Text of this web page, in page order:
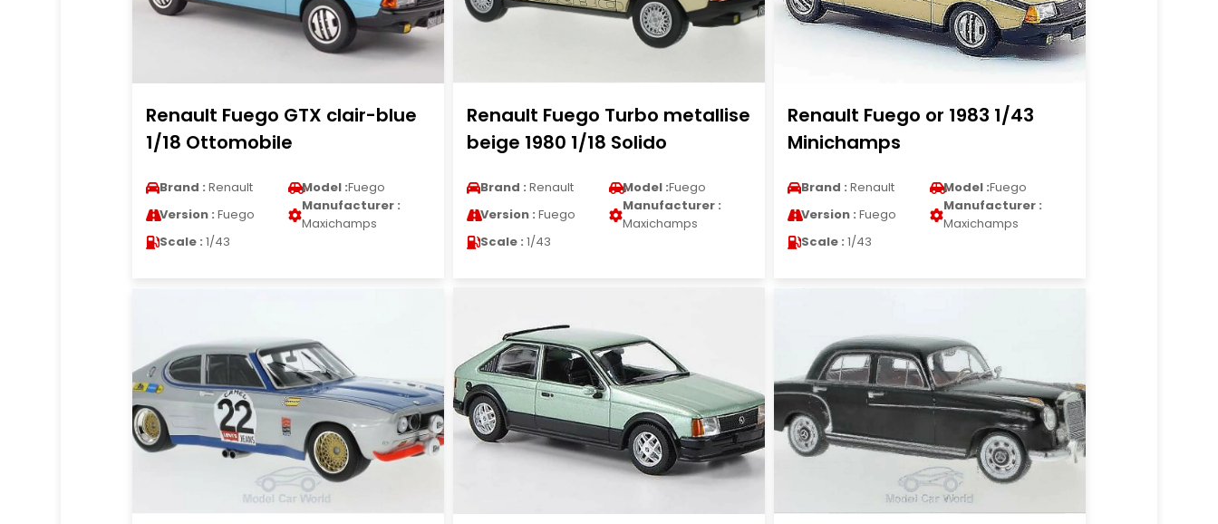
Renault Fuego GTX clair-blue
1/18 Ottomobile
Brand : Renault Model :Fuego
Version : Fuego
Manufacturer :
Maxichamps
Scale : 1/43
Renault Fuego Turbo metallise
beige 1980 1/18 Solido
Brand : Renault Model :Fuego
Version : Fuego
Manufacturer :
Maxichamps
Scale : 1/43
Renault Fuego or 1983 1/43
Minichamps
Brand : Renault Model :Fuego
Version : Fuego
Manufacturer :
Maxichamps
Scale : 1/43